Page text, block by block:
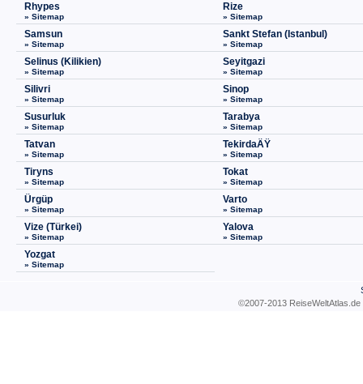
Rhypes
» Sitemap
Rize
» Sitemap
Samsun
» Sitemap
Sankt Stefan (Istanbul)
» Sitemap
Selinus (Kilikien)
» Sitemap
Seyitgazi
» Sitemap
Silivri
» Sitemap
Sinop
» Sitemap
Susurluk
» Sitemap
Tarabya
» Sitemap
Tatvan
» Sitemap
TekirdaÄŸ
» Sitemap
Tiryns
» Sitemap
Tokat
» Sitemap
Ürgüp
» Sitemap
Varto
» Sitemap
Vize (Türkei)
» Sitemap
Yalova
» Sitemap
Yozgat
» Sitemap
©2007-2013